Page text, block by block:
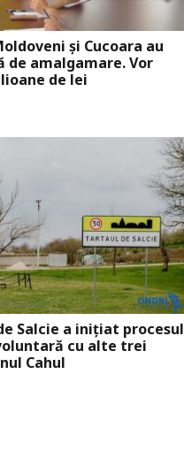
și Cucoara au
de amalgamare. Vor
de lei
Salcie a inițiat procesul
cu alte trei
Cahul